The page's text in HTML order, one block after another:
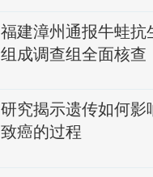
福建漳州通报牛蛙抗
组成调查组全面核查
研究揭示遗传如何影
致癌的过程